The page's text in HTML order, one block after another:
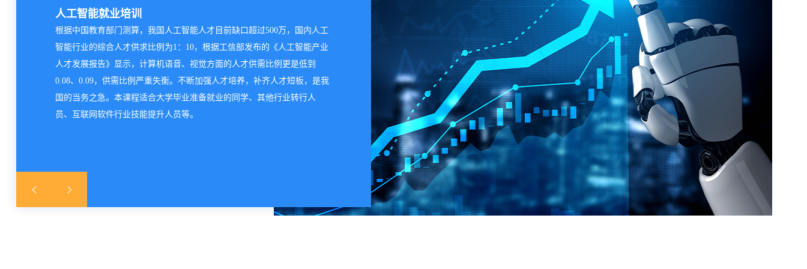
人工智能就业培训
根据中国教育部门测算，我国人工智能人才目前缺口超过500万，国内人工
智能行业的综合人才供求比例为1：10，根据工信部发布的《人工智能产业
人才发展报告》显示，计算机语音、视觉方面的人才供需比例更是低到
0.08、0.09，供需比例严重失衡。不断加强人才培养，补齐人才短板，是我
国的当务之急。本课程适合大学毕业准备就业的同学、其他行业转行人
员、互联网软件行业技能提升人员等。